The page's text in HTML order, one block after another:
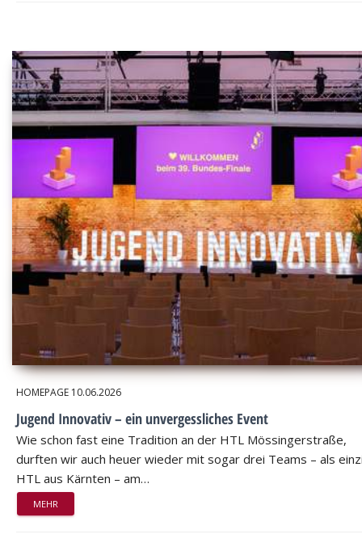
HOMEPAGE 10.06.2026
Jugend Innovativ – ein unvergessliches Event
Wie schon fast eine Tradition an der HTL Mössingerstraße,
durften wir auch heuer wieder mit sogar drei Teams – als
HTL aus Kärnten – am…
MEHR